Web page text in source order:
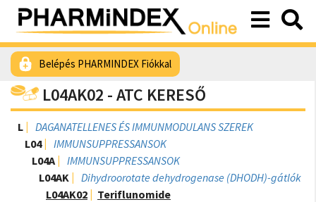
Belépés PHARMINDEX Fiókkal
L04AK02 - ATC KERESŐ
L
DAGANATELLENES ÉS IMMUNMODULANS SZEREK
L04
IMMUNSUPPRESSANSOK
L04A
IMMUNSUPPRESSANSOK
L04AK
Dihydroorotate dehydrogenase (DHODH)-gátlók
L04AK02
Teriflunomide